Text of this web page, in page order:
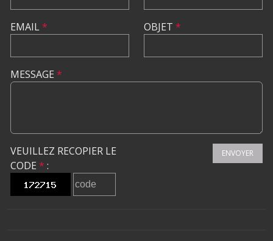
EMAIL* OBJET *
MESSAGE *
VEUILLEZ RECOPIER LE
CODE * :
ENVOYER